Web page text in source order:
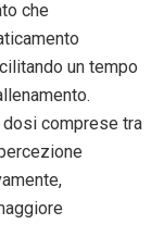
che
un tempo
dosi comprese tra